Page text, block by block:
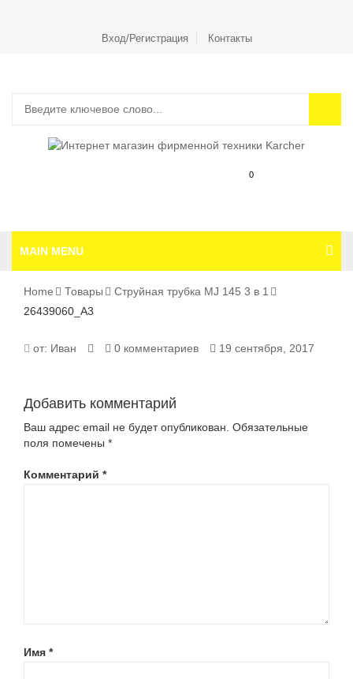
Вход/Регистрация Контакты
0
MAIN MENU
Home Товары
Струйная трубка MJ 145 3 в 1
26439060_A3
26439060_A3
от: Иван 0 комментариев 19 сентября, 2017
Добавить комментарий
Ваш адрес email не будет опубликован. Обязательные
поля помечены *
Комментарий *
Имя *